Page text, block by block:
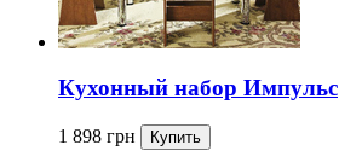
Кухонный набор Импульс
1 898 грн